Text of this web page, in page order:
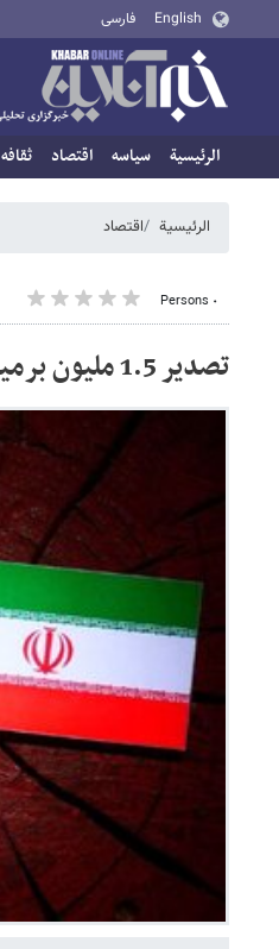
English فارسی
الرئيسية سیاسه اقتصاد ثقافه
الرئيسية اقتصاد
٠ Persons
تصدير 1.5 مليون برميل نفط إيراني يومياً إلى الصين